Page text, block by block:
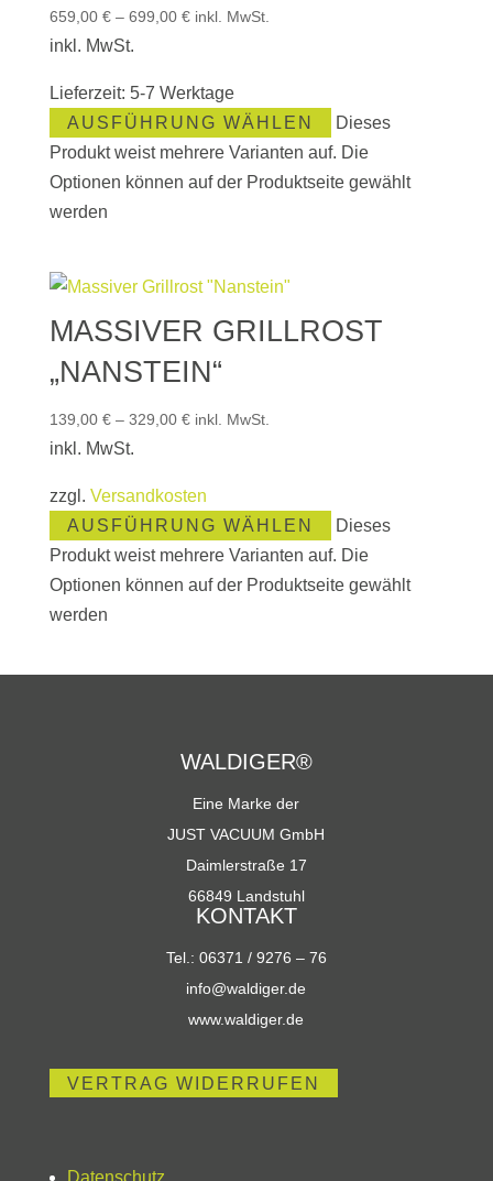
659,00 €– 699,00 € inkl. MwSt.
inkl. MwSt.
Lieferzeit: 5-7 Werktage
AUSFÜHRUNG WÄHLEN
Dieses
Produkt weist mehrere Varianten auf. Die
Optionen können auf der Produktseite gewählt
werden
MASSIVER GRILLROST
„NANSTEIN“
139,00 €– 329,00 € inkl. MwSt.
inkl. MwSt.
zzgl. Versandkosten
AUSFÜHRUNG WÄHLEN
Dieses
Produkt weist mehrere Varianten auf. Die
Optionen können auf der Produktseite gewählt
werden
WALDIGER®
Eine Marke der
JUST VACUUM GmbH
Daimlerstraße 17
66849 Landstuhl
KONTAKT
Tel.: 06371 / 9276 – 76
info@waldiger.de
www.waldiger.de
VERTRAG WIDERRUFEN